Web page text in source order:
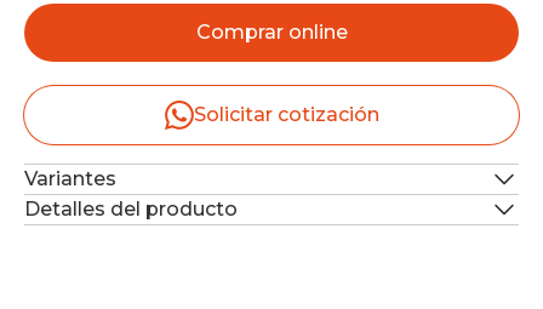
Comprar online
Solicitar cotización
Variantes
Detalles del producto